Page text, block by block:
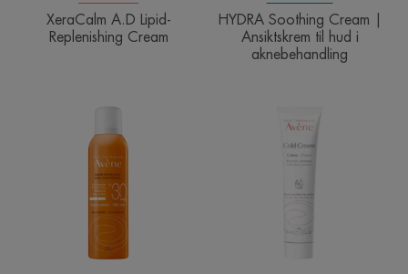
XeraCalm A.D Lipid-
Replenishing Cream
HYDRA Soothing Cream |
Ansiktskrem til hud i
aknebehandling
SPF
30
|
Solmist
med
usynlig
Cream
|
Fuktighetskrem
til